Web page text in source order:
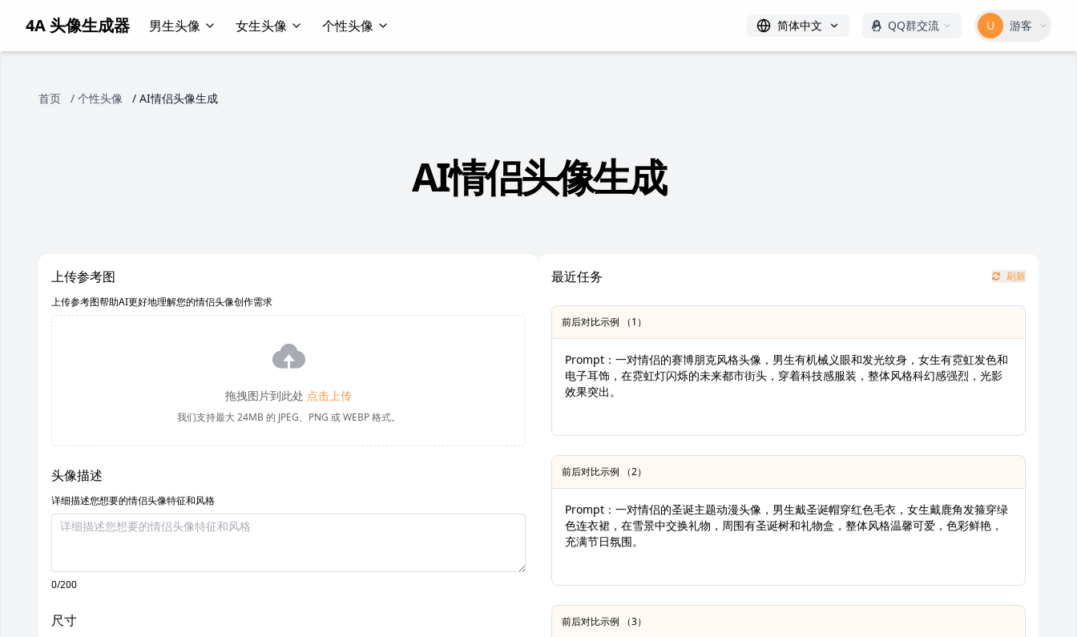
4A 头像生成器 男生头像 女生头像 个性头像 简体中文 QQ群交流 U 游客
首页 / 个性头像 / AI情侣头像生成
AI情侣头像生成
上传参考图
上传参考图帮助AI更好地理解您的情侣头像创作需求
拖拽图片到此处 点击上传
我们支持最大 24MB 的 JPEG、PNG 或 WEBP 格式。
头像描述
详细描述您想要的情侣头像特征和风格
0/200
尺寸
最近任务 刷新
前后对比示例 （1）
Prompt：一对情侣的赛博朋克风格头像，男生有机械义眼和发光纹身，女生有霓虹发色和
电子耳饰，在霓虹灯闪烁的未来都市街头，穿着科技感服装，整体风格科幻感强烈，光影
效果突出。
前后对比示例 （2）
Prompt：一对情侣的圣诞主题动漫头像，男生戴圣诞帽穿红色毛衣，女生戴鹿角发箍穿绿
色连衣裙，在雪景中交换礼物，周围有圣诞树和礼物盒，整体风格温馨可爱，色彩鲜艳，
充满节日氛围。
前后对比示例 （3）